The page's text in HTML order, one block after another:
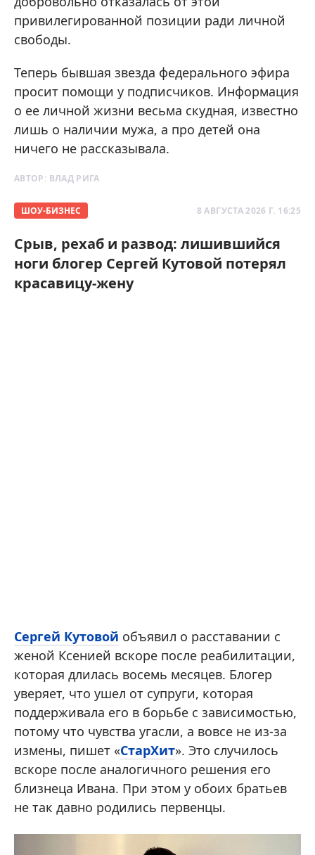
привилегированной позиции ради личной
свободы.
Теперь бывшая звезда федерального эфира
просит помощи у подписчиков. Информация
о ее личной жизни весьма скудная, известно
лишь о наличии мужа, а про детей она
ничего не рассказывала.
АВТОР: ВЛАД РИГА
ШОУ-БИЗНЕС 8 АВГУСТА 2026 Г. 16:25
Срыв, рехаб и развод: лишившийся
ноги блогер Сергей Кутовой потерял
красавицу-жену
Сергей Кутовой объявил о расставании с
женой Ксенией вскоре после реабилитации,
которая длилась восемь месяцев. Блогер
уверяет, что ушел от супруги, которая
поддерживала его в борьбе с зависимостью,
потому что чувства угасли, а вовсе не из-за
измены, пишет «СтарХит». Это случилось
вскоре после аналогичного решения его
близнеца Ивана. При этом у обоих братьев
не так давно родились первенцы.